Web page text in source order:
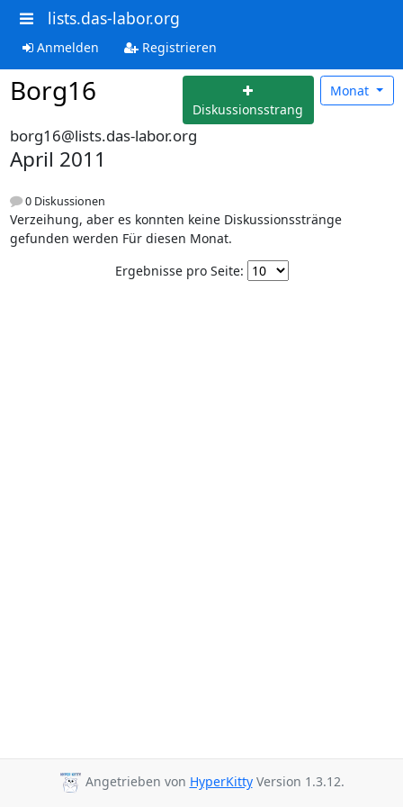
lists.das-labor.org
Anmelden Registrieren
Borg16
Diskussionsstrang
Monat
borg16@lists.das-labor.org
April 2011
0 Diskussionen
Verzeihung, aber es konnten keine Diskussionsstränge
gefunden werden Für diesen Monat.
Ergebnisse pro Seite:
Angetrieben von HyperKittyVersion 1.3.12.